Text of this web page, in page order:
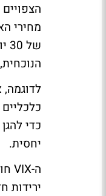
מחירי
יחסית.